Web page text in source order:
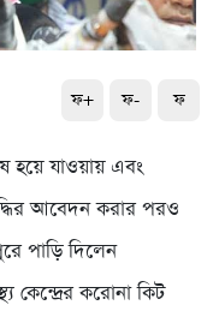
ফ+ ফ- ফ
হ‌য়ে যাওয়ায় এবং
আবেদন করার পরও
পাড়ি দিলেন
কেন্দ্রের করোনা কিট